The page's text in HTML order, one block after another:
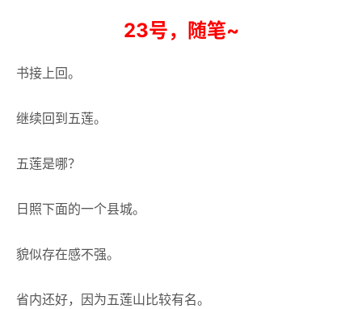
23号，随笔~
书接上回。
继续回到五莲。
五莲是哪？
日照下面的一个县城。
貌似存在感不强。
省内还好，因为五莲山比较有名。